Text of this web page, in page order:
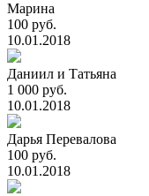
Марина
100 руб.
10.01.2018
Даниил и Татьяна
1 000 руб.
10.01.2018
Дарья Перевалова
100 руб.
10.01.2018